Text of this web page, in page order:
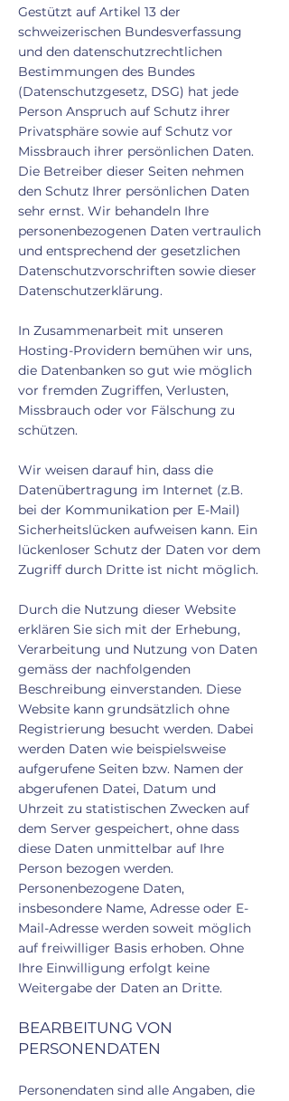
Gestützt auf Artikel 13 der
schweizerischen Bundesverfassung
und den datenschutzrechtlichen
Bestimmungen des Bundes
(Datenschutzgesetz, DSG) hat jede
Person Anspruch auf Schutz ihrer
Privatsphäre sowie auf Schutz vor
Missbrauch ihrer persönlichen Daten.
Die Betreiber dieser Seiten nehmen
den Schutz Ihrer persönlichen Daten
sehr ernst. Wir behandeln Ihre
personenbezogenen Daten vertraulich
und entsprechend der gesetzlichen
Datenschutzvorschriften sowie dieser
Datenschutzerklärung.
In Zusammenarbeit mit unseren
Hosting-Providern bemühen wir uns,
die Datenbanken so gut wie möglich
vor fremden Zugriffen, Verlusten,
Missbrauch oder vor Fälschung zu
schützen.
Wir weisen darauf hin, dass die
Datenübertragung im Internet (z.B.
bei der Kommunikation per E-Mail)
Sicherheitslücken aufweisen kann. Ein
lückenloser Schutz der Daten vor dem
Zugriff durch Dritte ist nicht möglich.
Durch die Nutzung dieser Website
erklären Sie sich mit der Erhebung,
Verarbeitung und Nutzung von Daten
gemäss der nachfolgenden
Beschreibung einverstanden. Diese
Website kann grundsätzlich ohne
Registrierung besucht werden. Dabei
werden Daten wie beispielsweise
aufgerufene Seiten bzw. Namen der
abgerufenen Datei, Datum und
Uhrzeit zu statistischen Zwecken auf
dem Server gespeichert, ohne dass
diese Daten unmittelbar auf Ihre
Person bezogen werden.
Personenbezogene Daten,
insbesondere Name, Adresse oder E-
Mail-Adresse werden soweit möglich
auf freiwilliger Basis erhoben. Ohne
Ihre Einwilligung erfolgt keine
Weitergabe der Daten an Dritte.
BEARBEITUNG VON
PERSONENDATEN
Personendaten sind alle Angaben, die